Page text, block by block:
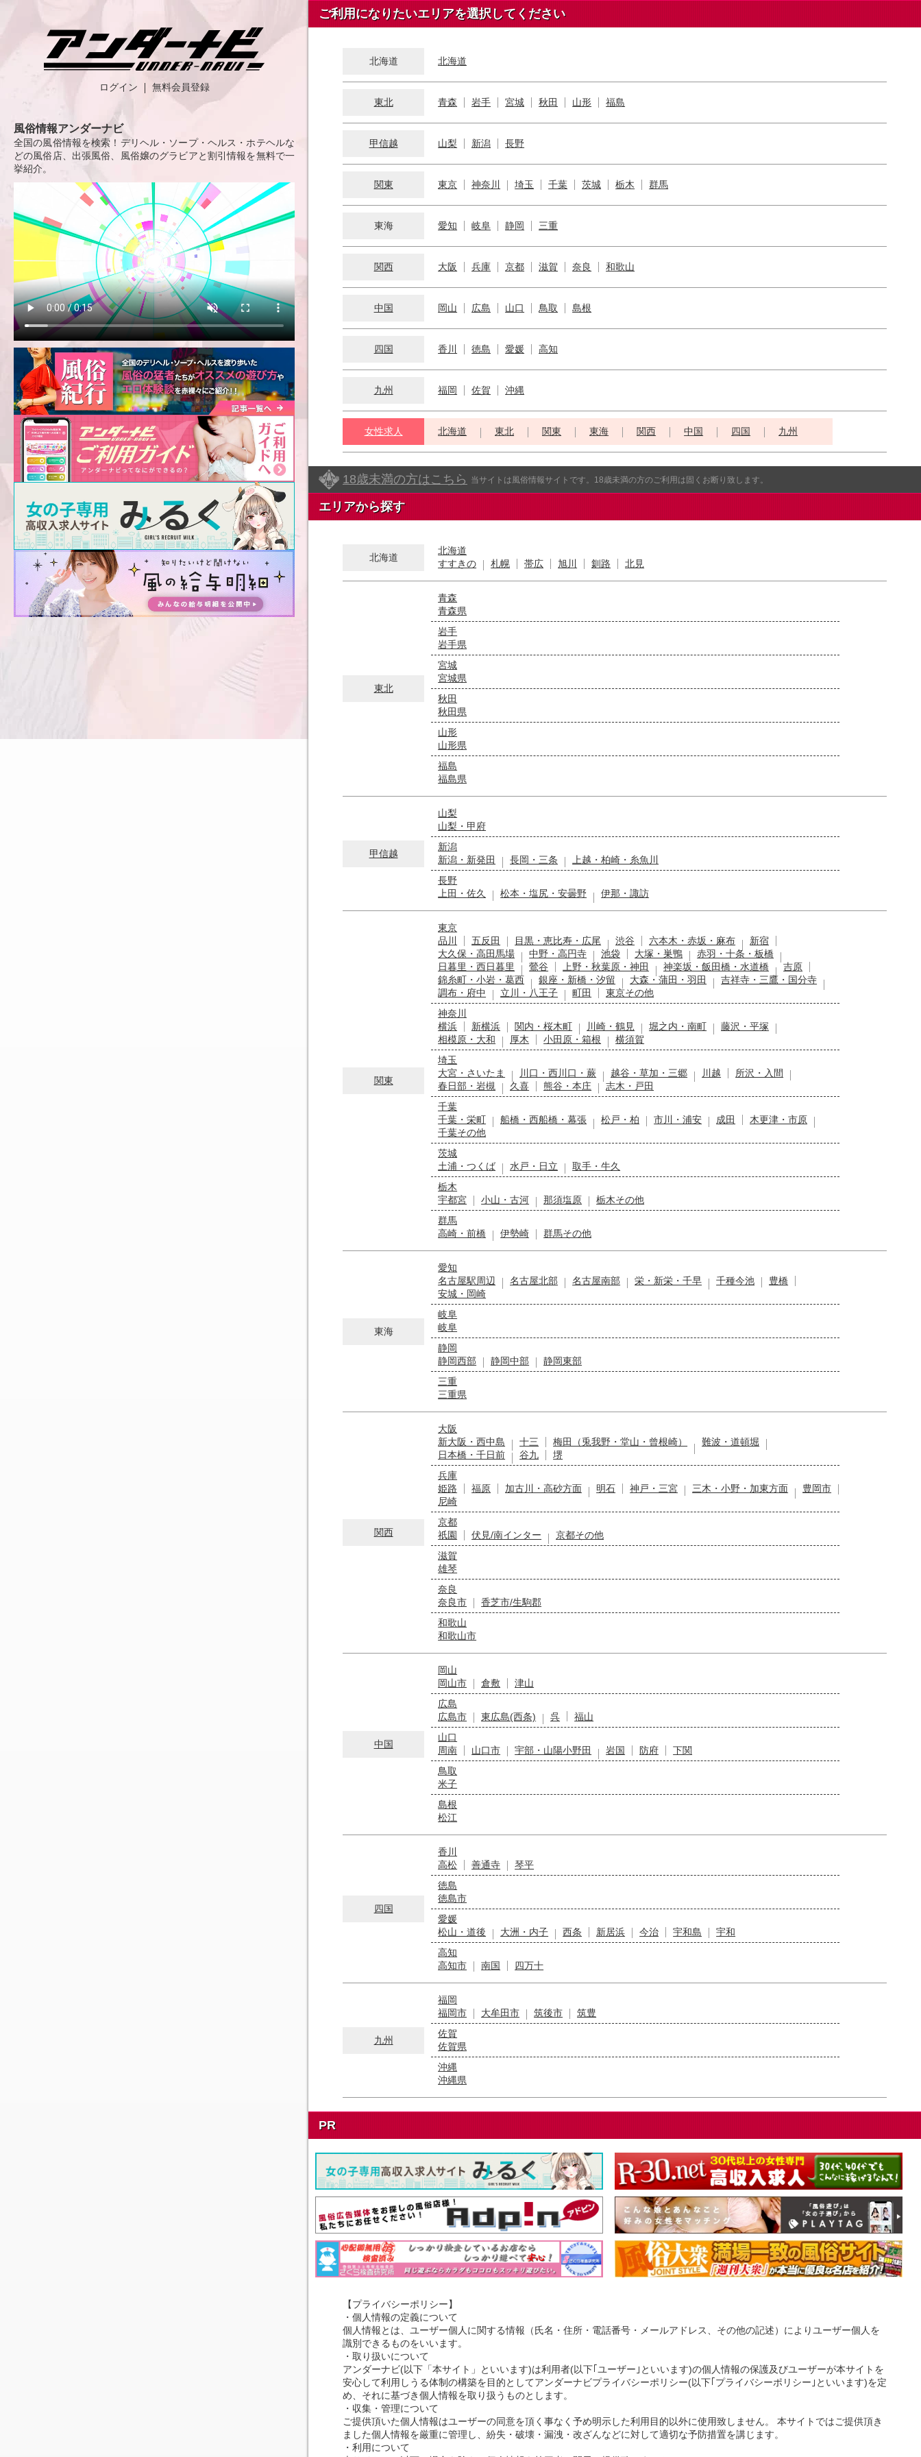
ログイン 無料会員登録
風俗情報アンダーナビ
全国の風俗情報を検索！デリヘル・ソープ・ヘルス・ホテヘルな
どの風俗店、出張風俗、風俗嬢のグラビアと割引情報を無料で一
挙紹介。
ご利用になりたいエリアを選択してください
北海道 北海道
東北 青森 岩手 宮城 秋田 山形 福島
甲信越 山梨 新潟 長野
関東 東京 神奈川 埼玉 千葉 茨城 栃木 群馬
東海 愛知 岐阜 静岡 三重
関西 大阪 兵庫 京都 滋賀 奈良 和歌山
中国 岡山 広島 山口 鳥取 島根
四国 香川 徳島 愛媛 高知
九州 福岡 佐賀 沖縄
女性求人 北海道 東北 関東 東海 関西 中国 四国 九州
18歳未満の方はこちら 当サイトは風俗情報サイトです。18歳未満の方のご利用は固くお断り致します。
エリアから探す
北海道
北海道
すすきの
札幌 帯広 旭川 釧路 北見
東北
青森
青森県
岩手
岩手県
宮城
宮城県
秋田
秋田県
山形
山形県
福島
福島県
甲信越
山梨
山梨・甲府
新潟
新潟・新発田
長岡・三条
上越・柏崎・糸魚川
長野
上田・佐久
松本・塩尻・安曇野 伊那・諏訪
関東
東京
品川
五反田 目黒・恵比寿・広尾 渋谷 六本木・赤坂・麻布
新宿
大久保・高田馬場
中野・高円寺 池袋 大塚・巣鴨
赤羽・十条・板橋
日暮里・西日暮里
鶯谷 上野・秋葉原・神田 神楽坂・飯田橋・水道橋
吉原
錦糸町・小岩・葛西
銀座・新橋・汐留 大森・蒲田・羽田
吉祥寺・三鷹・国分寺
調布・府中
立川・八王子 町田
東京その他
神奈川
横浜
新横浜 関内・桜木町 川崎・鶴見 堀之内・南町
藤沢・平塚
相模原・大和
厚木 小田原・箱根
横須賀
埼玉
大宮・さいたま
川口・西川口・蕨 越谷・草加・三郷 川越
所沢・入間
春日部・岩槻
久喜 熊谷・本庄
志木・戸田
千葉
千葉・栄町
船橋・西船橋・幕張 松戸・柏 市川・浦安 成田
木更津・市原
千葉その他
茨城
土浦・つくば
水戸・日立
取手・牛久
栃木
宇都宮
小山・古河 那須塩原
栃木その他
群馬
高崎・前橋
伊勢崎 群馬その他
東海
愛知
名古屋駅周辺
名古屋北部 名古屋南部 栄・新栄・千早 千種今池
豊橋
安城・岡崎
岐阜
岐阜
静岡
静岡西部
静岡中部
静岡東部
三重
三重県
関西
大阪
新大阪・西中島
十三 梅田（兎我野・堂山・曾根崎）
難波・道頓堀
日本橋・千日前
谷九
堺
兵庫
姫路
福原 加古川・高砂方面 明石 神戸・三宮 三木・小野・加東方面
豊岡市
尼崎
京都
祇園
伏見/南インター
京都その他
滋賀
雄琴
奈良
奈良市
香芝市/生駒郡
和歌山
和歌山市
中国
岡山
岡山市
倉敷
津山
広島
広島市
東広島(西条) 呉
福山
山口
周南
山口市 宇部・山陽小野田 岩国 防府
下関
鳥取
米子
島根
松江
四国
香川
高松
善通寺
琴平
徳島
徳島市
愛媛
松山・道後
大洲・内子 西条 新居浜 今治 宇和島
宇和
高知
高知市
南国 四万十
九州
福岡
福岡市
大牟田市 筑後市
筑豊
佐賀
佐賀県
沖縄
沖縄県
PR
【プライバシーポリシー】
・個人情報の定義について
個人情報とは、ユーザー個人に関する情報（氏名・住所・電話番号・メールアドレス、その他の記述）によりユーザー個人を
識別できるものをいいます。
・取り扱いについて
アンダーナビ(以下「本サイト」といいます)は利用者(以下｢ユーザー｣といいます)の個人情報の保護及びユーザーが本サイトを
安心して利用しうる体制の構築を目的としてアンダーナビプライバシーポリシー(以下｢プライバシーポリシー｣といいます)を定
め、それに基づき個人情報を取り扱うものとします。
・収集・管理について
ご提供頂いた個人情報はユーザーの同意を頂く事なく予め明示した利用目的以外に使用致しません。 本サイトではご提供頂き
ました個人情報を厳重に管理し、紛失・破壊・漏洩・改ざんなどに対して適切な予防措置を講じます。
・利用について